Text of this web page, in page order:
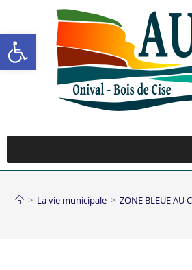
Ouvrir la barre
> La vie municipale > ZONE BLEUE AU